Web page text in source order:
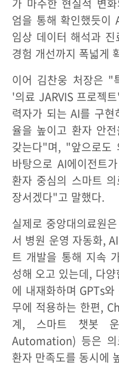
엄을 통해 확인했듯이
임상 데이터 해석과
경험 개선까지 폭넓게
이어 김찬웅 처장은 "
'의료 JARVIS 프로젝
력자가 되는 AI를 구
율을 높이고 환자 안
갖는다"며, "앞으로도
바탕으로 AI에이전트
환자 중심의 스마트
장서겠다"고 말했다.
실제로 중앙대의료원
서 병원 운영 자동화,
트 개발을 통해 지속
성해 오고 있는데, 다
에 내재화하며 GPTs
무에 적용하는 한편,
계, 스마트 챗봇
Automation) 등은 의
환자 만족도를 동시에